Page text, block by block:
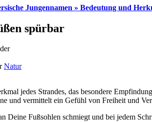
Jungennamen » Bedeutung und
spürbar
Natur
jedes Strandes, das besondere
und vermittelt ein Gefühl von Freiheit und
Deine Fußsohlen schmiegt und bei jedem